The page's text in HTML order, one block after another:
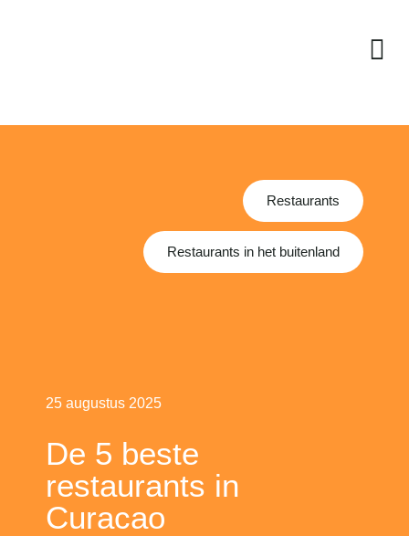
Restaurants
Restaurants in het buitenland
25 augustus 2025
De 5 beste
restaurants in
Curacao